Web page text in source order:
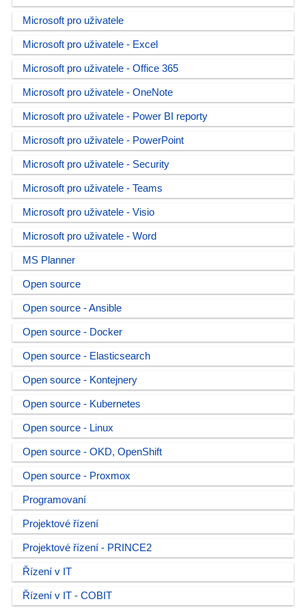
Microsoft pro uživatele
Microsoft pro uživatele - Excel
Microsoft pro uživatele - Office 365
Microsoft pro uživatele - OneNote
Microsoft pro uživatele - Power BI reporty
Microsoft pro uživatele - PowerPoint
Microsoft pro uživatele - Security
Microsoft pro uživatele - Teams
Microsoft pro uživatele - Visio
Microsoft pro uživatele - Word
MS Planner
Open source
Open source - Ansible
Open source - Docker
Open source - Elasticsearch
Open source - Kontejnery
Open source - Kubernetes
Open source - Linux
Open source - OKD, OpenShift
Open source - Proxmox
Programovaní
Projektové řízení
Projektové řízení - PRINCE2
Řízení v IT
Řízení v IT - COBIT